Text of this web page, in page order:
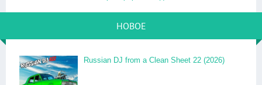
НОВОЕ
Russian DJ from a Clean Sheet 22 (2026)